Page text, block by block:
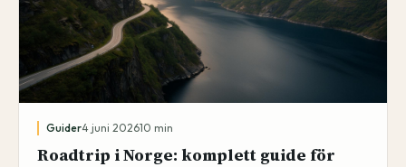
Guider4 juni 202610 min
Roadtrip i Norge: komplett guide för